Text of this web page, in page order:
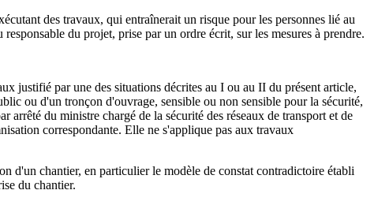
des travaux, qui entraînerait un risque pour les personnes lié au
du projet, prise par un ordre écrit, sur les mesures à prendre.
justifié par une des situations décrites au I ou au II du présent article,
ou d'un tronçon d'ouvrage, sensible ou non sensible pour la sécurité,
du ministre chargé de la sécurité des réseaux de transport et de
correspondante. Elle ne s'applique pas aux travaux
d'un chantier, en particulier le modèle de constat contradictoire établi
du chantier.